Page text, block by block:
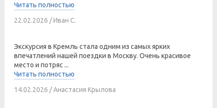
Читать полностью
22.02.2026 / Иван С.
Экскурсия в Кремль стала одним из самых ярких
впечатлений нашей поездки в Москву. Очень красивое
место и потряс ...
Читать полностью
14.02.2026 / Анастасия Крылова